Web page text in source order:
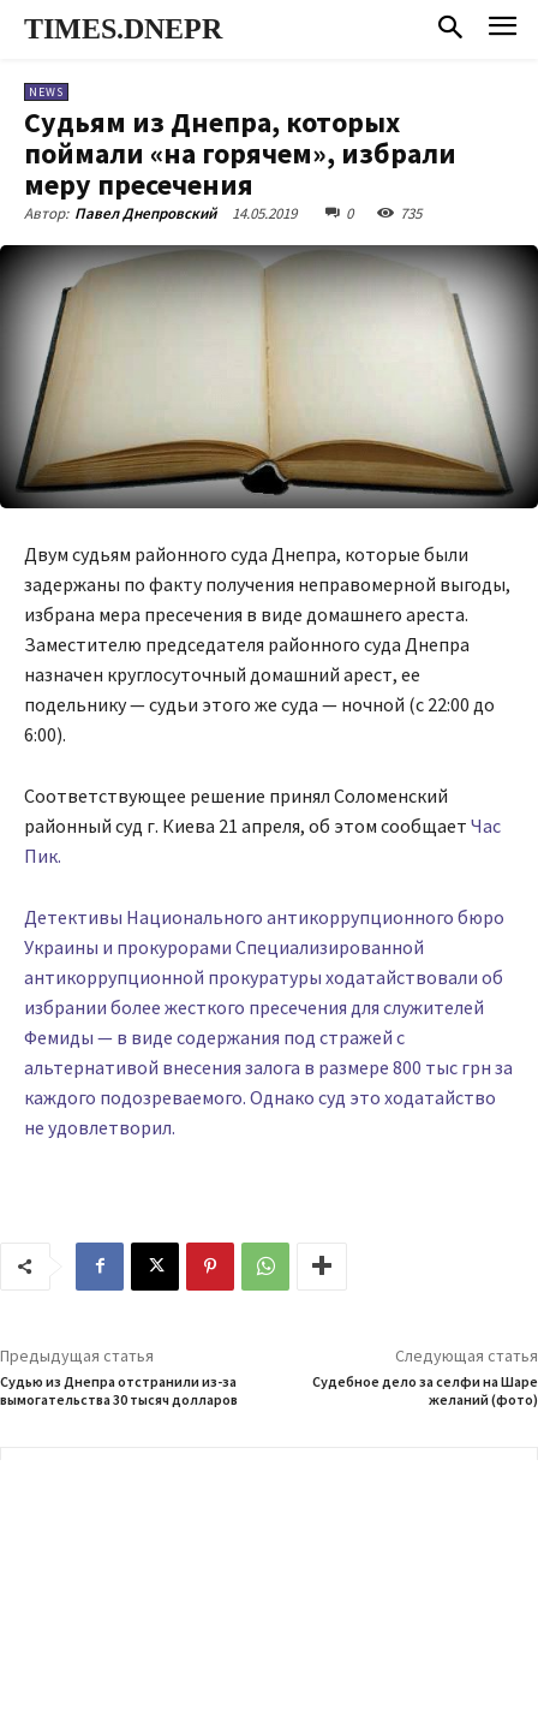
TIMES.DNEPR
NEWS
Судьям из Днепра, которых
поймали «на горячем», избрали
меру пресечения
Автор: Павел Днепровский 14.05.2019 0 735
Двум судьям районного суда Днепра, которые были
задержаны по факту получения неправомерной выгоды,
избрана мера пресечения в виде домашнего ареста.
Заместителю председателя районного суда Днепра
назначен круглосуточный домашний арест, ее
подельнику — судьи этого же суда — ночной (с 22:00 до
6:00).
Соответствующее решение принял Соломенский
районный суд г. Киева 21 апреля, об этом сообщает Час
Пик.
Детективы Национального антикоррупционного бюро
Украины и прокурорами Специализированной
антикоррупционной прокуратуры ходатайствовали об
избрании более жесткого пресечения для служителей
Фемиды — в виде содержания под стражей с
альтернативой внесения залога в размере 800 тыс грн за
каждого подозреваемого. Однако суд это ходатайство
не удовлетворил.
Предыдущая статья
Судью из Днепра отстранили из-за
вымогательства 30 тысяч долларов
Следующая статья
Судебное дело за селфи на Шаре
желаний (фото)